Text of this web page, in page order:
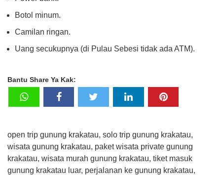
Botol minum.
Camilan ringan.
Uang secukupnya (di Pulau Sebesi tidak ada ATM).
Bantu Share Ya Kak:
open trip gunung krakatau, solo trip gunung krakatau,
wisata gunung krakatau, paket wisata private gunung
krakatau, wisata murah gunung krakatau, tiket masuk
gunung krakatau luar, perjalanan ke gunung krakatau,